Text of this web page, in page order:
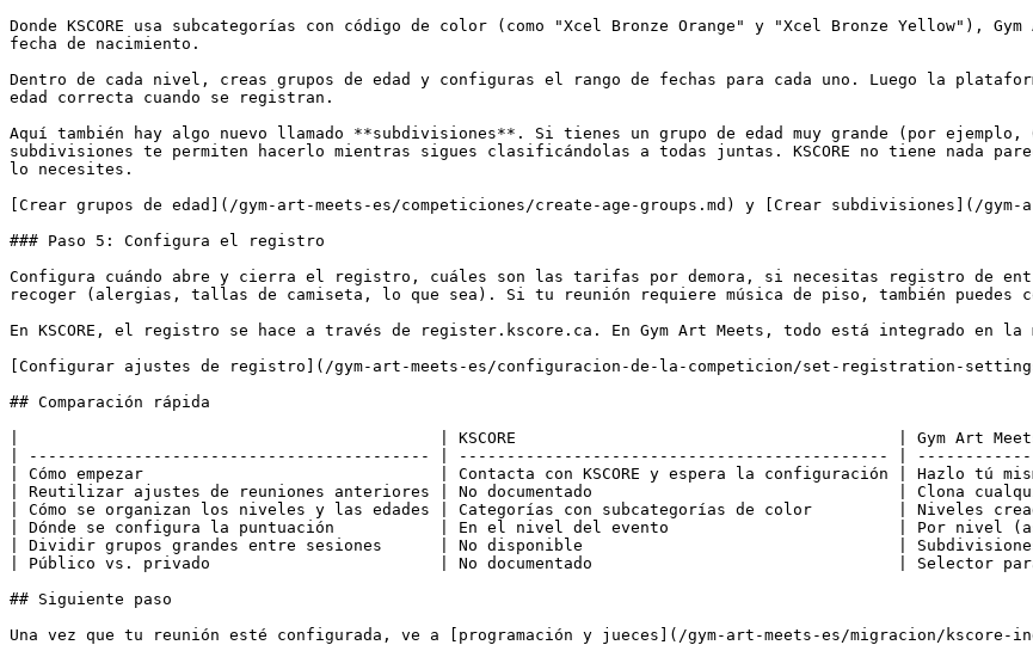
Donde KSCORE usa subcategorías con código de color (como "Xcel Bronze Orange" y "Xcel Bronze Yellow"),
fecha de nacimiento.
Dentro de cada nivel, creas grupos de edad y configuras el rango de fechas para cada uno. Luego la
edad correcta cuando se registran.
Aquí también hay algo nuevo llamado **subdivisiones**. Si tienes un grupo de edad muy grande (por
subdivisiones te permiten hacerlo mientras sigues clasificándolas a todas juntas. KSCORE no tiene nada
lo necesites.
[Crear grupos de edad](/gym-art-meets-es/competiciones/create-age-groups.md) y [Crear subdivisiones](/
### Paso 5: Configura el registro
Configura cuándo abre y cierra el registro, cuáles son las tarifas por demora, si necesitas registro de
recoger (alergias, tallas de camiseta, lo que sea). Si tu reunión requiere música de piso, también
En KSCORE, el registro se hace a través de register.kscore.ca. En Gym Art Meets, todo está integrado en la
[Configurar ajustes de registro](/gym-art-meets-es/configuracion-de-la-competicion/set-registration-
## Comparación rápida
|                                            | KSCORE                                        | Gym Art
| ------------------------------------------ | --------------------------------------------- |
| Cómo empezar                               | Contacta con KSCORE y espera la configuración | Hazlo
| Reutilizar ajustes de reuniones anteriores | No documentado                                | Clona
| Cómo se organizan los niveles y las edades | Categorías con subcategorías de color         | Niveles
| Dónde se configura la puntuación           | En el nivel del evento                        | Por nivel (así
| Dividir grupos grandes entre sesiones      | No disponible                                 |
| Público vs. privado                        | No documentado                                | Selector
## Siguiente paso
Una vez que tu reunión esté configurada, ve a [programación y jueces](/gym-art-meets-es/migracion/kscore-